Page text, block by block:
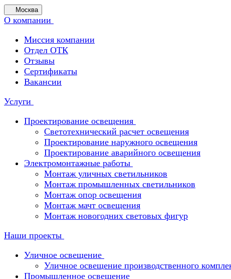
Москва
О компании
Миссия компании
Отдел ОТК
Отзывы
Сертификаты
Вакансии
Услуги
Проектирование освещения
Светотехнический расчет освещения
Проектирование наружного освещения
Проектирование аварийного освещения
Электромонтажные работы
Монтаж уличных светильников
Монтаж промышленных светильников
Монтаж опор освещения
Монтаж мачт освещения
Монтаж новогодних световых фигур
Наши проекты
Уличное освещение
Уличное освещение производственного
Промышленное освещение